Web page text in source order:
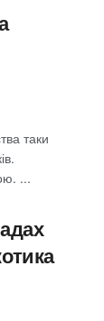
таки
...